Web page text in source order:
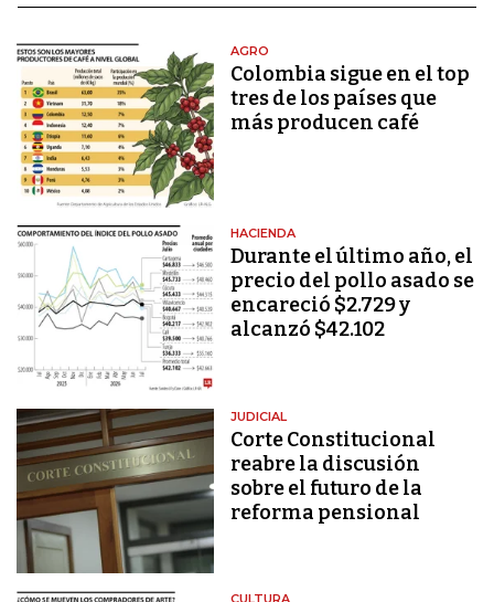
AGRO
Colombia sigue en el top
tres de los países que
más producen café
HACIENDA
Durante el último año, el
precio del pollo asado se
encareció $2.729 y
alcanzó $42.102
JUDICIAL
Corte Constitucional
reabre la discusión
sobre el futuro de la
reforma pensional
CULTURA